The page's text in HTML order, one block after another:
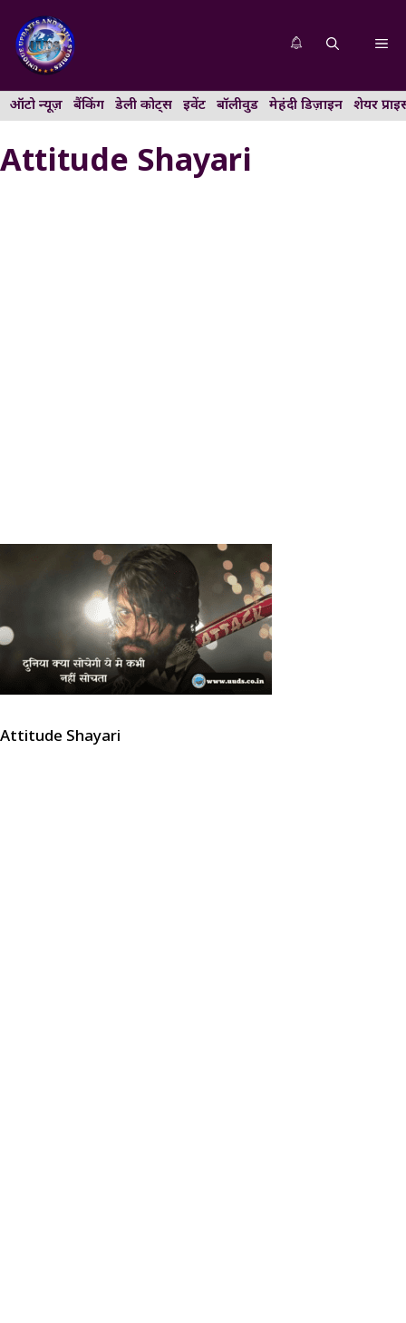
content
ऑटो न्यूज़ बैंकिंग डेली कोट्स इवेंट बॉलीवुड मेहंदी डिज़ाइन शेयर
Attitude Shayari
Attitude Shayari